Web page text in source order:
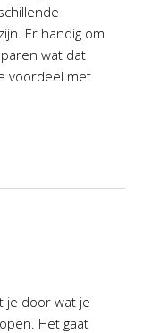
Er handig om
wat dat
voordeel met
je door wat je
Het gaat